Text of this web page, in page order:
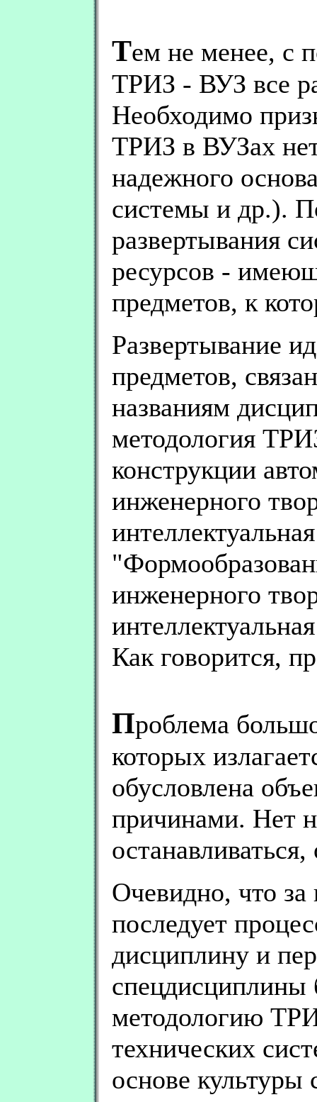
Тем не менее, с
ТРИЗ - ВУЗ все
Необходимо
ТРИЗ в ВУЗах
надежного
системы и др.).
развертывания
ресурсов -
предметов, к
Развертывание
предметов,
названиям
методология
конструкции
инженерного
инженерного
Как говорится,
Проблема
которых
обусловлена
причинами. Нет
Очевидно, что за
последует
дисциплину и
спецдисциплины
методологию
технических
основе